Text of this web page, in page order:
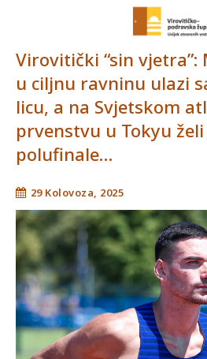
Virovitički “sin
u ciljnu ravninu ulazi
licu, a na Svjetskom
prvenstvu u Tokyu
polufinale…
29 Kolovoza, 2025